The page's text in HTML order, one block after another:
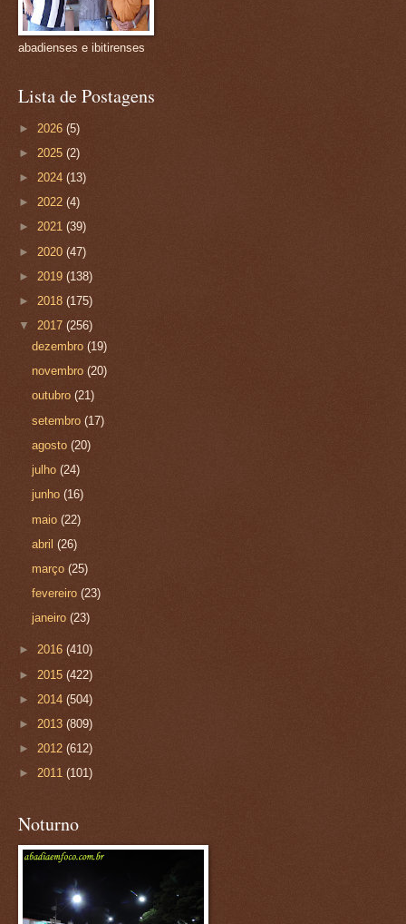
abadienses e ibitirenses
Lista de Postagens
► 2026 (5)
► 2025 (2)
► 2024 (13)
► 2022 (4)
► 2021 (39)
► 2020 (47)
► 2019 (138)
► 2018 (175)
▼ 2017 (256)
dezembro(19)
novembro(20)
outubro(21)
setembro(17)
agosto(20)
julho(24)
junho(16)
maio(22)
abril(26)
março(25)
fevereiro(23)
janeiro(23)
► 2016 (410)
► 2015 (422)
► 2014 (504)
► 2013 (809)
► 2012 (612)
► 2011 (101)
Noturno